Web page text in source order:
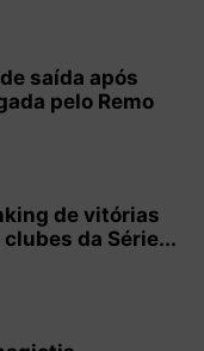
saída após
pelo Remo
de vitórias
da Série...